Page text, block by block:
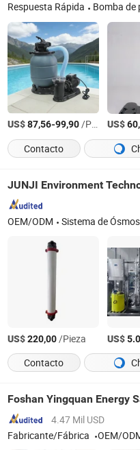
Respuesta Rápida Bomba de piscina, motor de
US$87,56-99,90/Pieza US$
Contacto
JUNJI Environment
OEM/ODM Sistema de Ósmosis Inversa, Planta de Desalinización de Agua de Mar,
US$220,00/Pieza US$
Contacto
4.47 Mil USD
Fabricante/Fábrica
OEM/